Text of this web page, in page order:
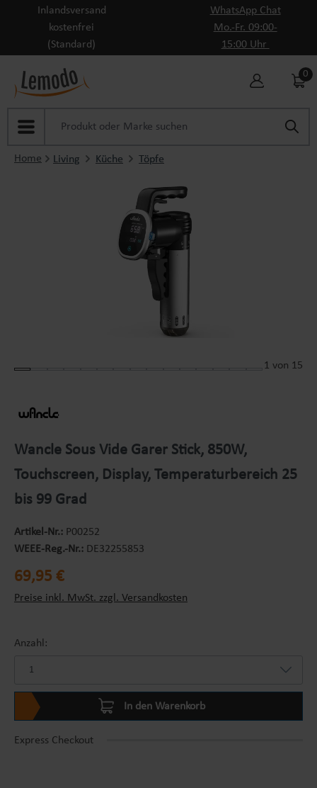
Zum Hauptinhalt springen
Inlandsversand
kostenfrei
(Standard)
WhatsApp Chat
Mo.-Fr. 09:00-
15:00 Uhr
0
Home Living Küche Töpfe
1 von 15
Wancle Sous Vide Garer Stick, 850W,
Touchscreen, Display, Temperaturbereich 25
bis 99 Grad
Artikel-Nr.: P00252
WEEE-Reg.-Nr.: DE32255853
Regulärer Preis:
69,95 €
Preise inkl. MwSt. zzgl. Versandkosten
Anzahl:
In den Warenkorb
Express Checkout